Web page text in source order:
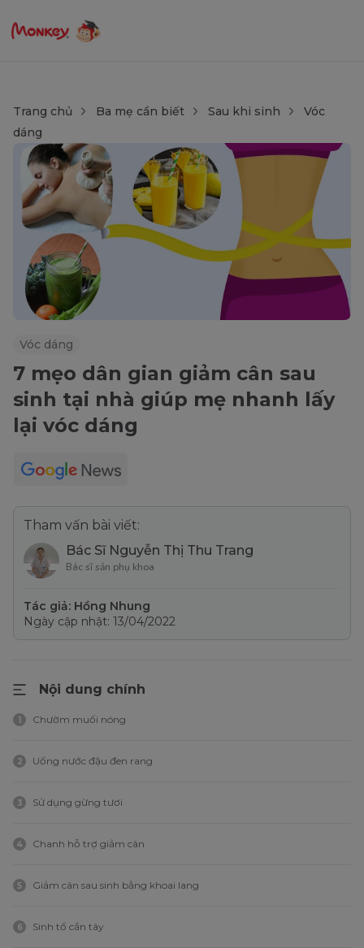
Trang chủ Ba mẹ cần biết Sau khi sinh
Vóc
dáng
Vóc dáng
7 mẹo dân gian giảm cân sau
sinh tại nhà giúp mẹ nhanh lấy
lại vóc dáng
Tham vấn bài viết:
Bác Sĩ Nguyễn Thị Thu Trang
Bác sĩ sản phụ khoa
Tác giả: Hồng Nhung
Ngày cập nhật: 13/04/2022
Nội dung chính
1 Chườm muối nóng
2 Uống nước đậu đen rang
3 Sử dụng gừng tươi
4 Chanh hỗ trợ giảm cân
5 Giảm cân sau sinh bằng khoai lang
6 Sinh tố cần tây